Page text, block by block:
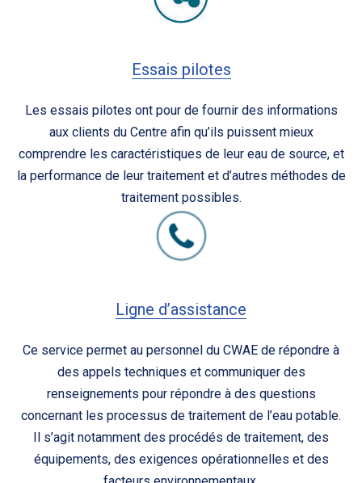
Essais pilotes
Les essais pilotes ont pour de fournir des informations
aux clients du Centre afin qu’ils puissent mieux
comprendre les caractéristiques de leur eau de source, et
la performance de leur traitement et d’autres méthodes de
traitement possibles.
Ligne d’assistance
Ce service permet au personnel du CWAE de répondre à
des appels techniques et communiquer des
renseignements pour répondre à des questions
concernant les processus de traitement de l’eau potable.
Il s’agit notamment des procédés de traitement, des
équipements, des exigences opérationnelles et des